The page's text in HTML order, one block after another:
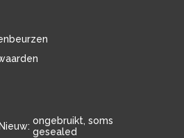
Nieuw: ongebruikt, soms
gesealed